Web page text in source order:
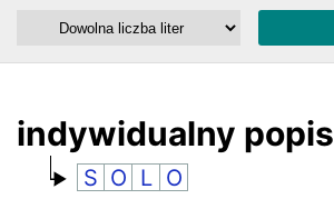
indywidualny popis
S O L O